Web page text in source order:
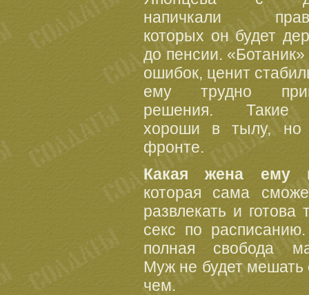
напичкали
которых он будет
до пенсии. «Ботаник»
ошибок, ценит
ему трудно
решения.
хороши в тылу,
фронте.
Какая жена ему
которая сама
развлекать и готова
секс по
полная свобода
Муж не будет мешать
чем.